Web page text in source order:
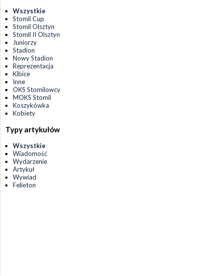
Wszystkie
Stomil Cup
Stomil Olsztyn
Stomil II Olsztyn
Juniorzy
Stadion
Nowy Stadion
Reprezentacja
Kibice
Inne
OKS Stomilowcy
MOKS Stomil
Koszykówka
Kobiety
Typy artykułów
Wszystkie
Wiadomość
Wydarzenie
Artykuł
Wywiad
Felieton